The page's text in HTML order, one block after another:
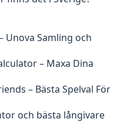
Unova Samling och
– Maxa Dina
– Bästa Spelval För
och bästa långivare